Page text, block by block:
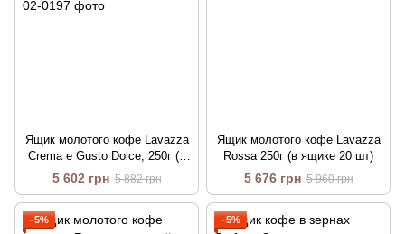
Ящик молотого кофе Lavazza
Crema e Gusto Dolce, 250г (в
ящике 20 шт)
5 602 грн 5 882 грн
Ящик молотого кофе Lavazza
Rossa 250г (в ящике 20 шт)
5 676 грн 5 960 грн
−5% −5%